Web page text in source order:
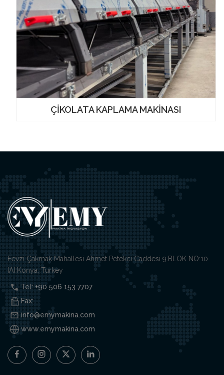
ÇİKOLATA KAPLAMA MAKİNASI
Fevzi Çakmak Mahallesi Ahmet Petekci Caddesi 9.BLOK NO:10
IAI Konya, Turkey
Tel: +90 506 153 7707
Fax:
info@emymakina.com
www.emymakina.com